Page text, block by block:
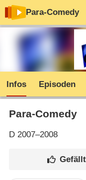
Para-Comedy
Infos Episoden
Para-Comedy
D2007–2008